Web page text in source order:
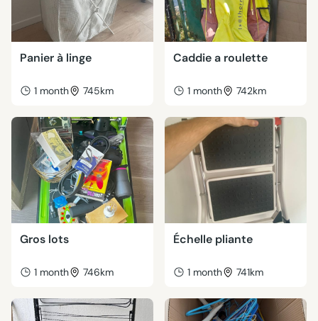
Panier à linge
1 month 745km
Caddie a roulette
1 month 742km
Gros lots
1 month 746km
Échelle pliante
1 month 741km